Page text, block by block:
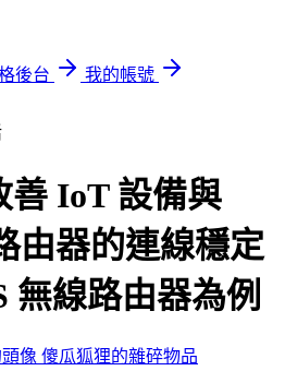
後台
我的帳號
善 IoT 設備與
由器的連線穩定
無線路由器為例
傻瓜狐狸的雜碎物品